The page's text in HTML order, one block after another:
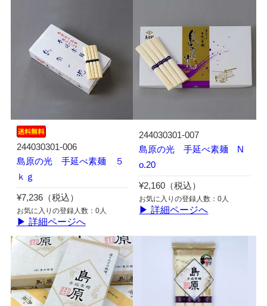
244030301-006
島原の光 手延べ素麺 ５
ｋｇ
¥7,236（税込）
お気に入りの登録人数：0人
▶ 詳細ページへ
244030301-007
島原の光 手延べ素麺 N
o.20
¥2,160（税込）
お気に入りの登録人数：0人
▶ 詳細ページへ